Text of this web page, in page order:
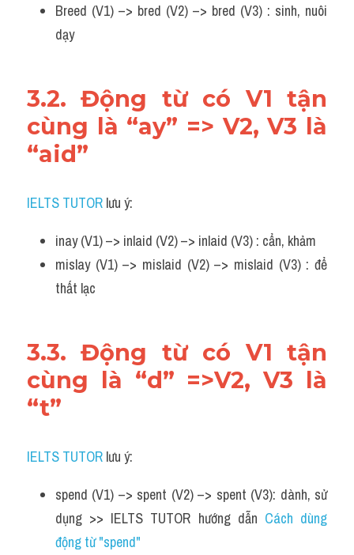
Breed (V1) –> bred (V2) –> bred (V3) : sinh, nuôi
dạy
3.2. Động từ có V1 tận
cùng là “ay” => V2, V3 là
“aid”
IELTS TUTOR lưu ý:
inay (V1) –> inlaid (V2) –> inlaid (V3) : cẩn, khảm
mislay (V1) –> mislaid (V2) –> mislaid (V3) : để
thất lạc
3.3. Động từ có V1 tận
cùng là “d” =>V2, V3 là
“t”
IELTS TUTOR lưu ý:
spend (V1) –> spent (V2) –> spent (V3): dành, sử
dụng >> IELTS TUTOR hướng dẫn Cách dùng
động từ "spend"